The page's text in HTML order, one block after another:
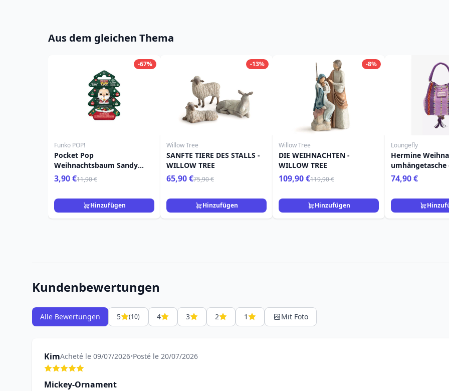
Aus dem gleichen Thema
-67%
Funko POP!
Pocket Pop
Weihnachtsbaum Sandy
Clauss - Disney Nightmare
Before Christmas
3,90 €11,90 €
Hinzufügen
-13%
Willow Tree
SANFTE TIERE DES STALLS -
WILLOW TREE
65,90 €75,90 €
Hinzufügen
-8%
Willow Tree
DIE WEIHNACHTEN -
WILLOW TREE
109,90 €119,90 €
Hinzufügen
Loungefly
Hermine
Harry Potter
74,90 €
Kundenbewertungen
Alle Bewertungen 5 (10) 4 3 2 1 Mit Foto
KimAcheté le 09/07/2026•Posté le 20/07/2026
Mickey-Ornament